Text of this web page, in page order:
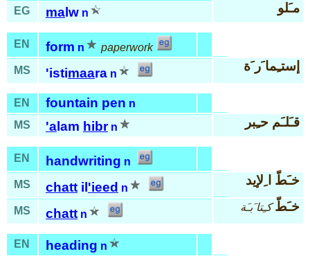
EG
ma lw n مـَلو
EN form n
paperwork
MS
'istimaara n
إستـِما َر َة
EN fountain pen n
MS
'a lam hibr n قـَلـَم حـِبر
EN handwriting n
MS
chatt il 'ieed n
خـَطّ ا ِلإيد
MS chatt n
خـَطّ كـِتا َبـَة
EN heading n